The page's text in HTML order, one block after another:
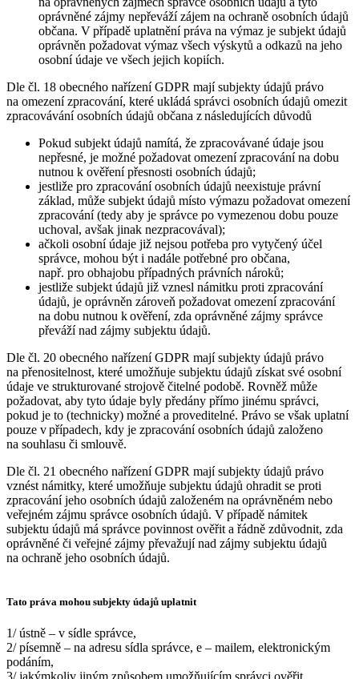
oprávněné zájmy nepřeváží zájem na ochraně osobních údajů
občana. V případě uplatnění práva na výmaz je subjekt údajů
oprávněn požadovat výmaz všech výskytů a odkazů na jeho
osobní údaje ve všech jejich kopiích.
Dle čl. 18 obecného nařízení GDPR mají subjekty údajů právo
na omezení zpracování, které ukládá správci osobních údajů omezit
zpracovávání osobních údajů občana z následujících důvodů
Pokud subjekt údajů namítá, že zpracovávané údaje jsou
nepřesné, je možné požadovat omezení zpracování na dobu
nutnou k ověření přesnosti osobních údajů;
jestliže pro zpracování osobních údajů neexistuje právní
základ, může subjekt údajů místo výmazu požadovat omezení
zpracování (tedy aby je správce po vymezenou dobu pouze
uchoval, avšak jinak nezpracovával);
ačkoli osobní údaje již nejsou potřeba pro vytyčený účel
správce, mohou být i nadále potřebné pro občana,
např. pro obhajobu případných právních nároků;
jestliže subjekt údajů již vznesl námitku proti zpracování
údajů, je oprávněn zároveň požadovat omezení zpracování
na dobu nutnou k ověření, zda oprávněné zájmy správce
převáží nad zájmy subjektu údajů.
Dle čl. 20 obecného nařízení GDPR mají subjekty údajů právo
na přenositelnost, které umožňuje subjektu údajů získat své osobní
údaje ve strukturované strojově čitelné podobě. Rovněž může
požadovat, aby tyto údaje byly předány přímo jinému správci,
pokud je to (technicky) možné a proveditelné. Právo se však uplatní
pouze v případech, kdy je zpracování osobních údajů založeno
na souhlasu či smlouvě.
Dle čl. 21 obecného nařízení GDPR mají subjekty údajů právo
vznést námitky, které umožňuje subjektu údajů ohradit se proti
zpracování jeho osobních údajů založeném na oprávněném nebo
veřejném zájmu správce osobních údajů. V případě námitek
subjektu údajů má správce povinnost ověřit a řádně zdůvodnit, zda
oprávněné či veřejné zájmy převažují nad zájmy subjektu údajů
na ochraně jeho osobních údajů.
Tato práva mohou subjekty údajů uplatnit
1/ ústně – v sídle správce,
2/ písemně – na adresu sídla správce, e – mailem, elektronickým
podáním,
3/ jakýmkoliv jiným způsobem umožňujícím správci ověřit,